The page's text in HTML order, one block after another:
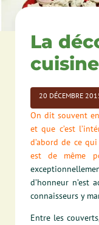
La
20 DÉCEMBRE
On dit souvent
et que c’est
d’abord de ce
est de même
d’honneur n’est
connaisseurs y
Entre les